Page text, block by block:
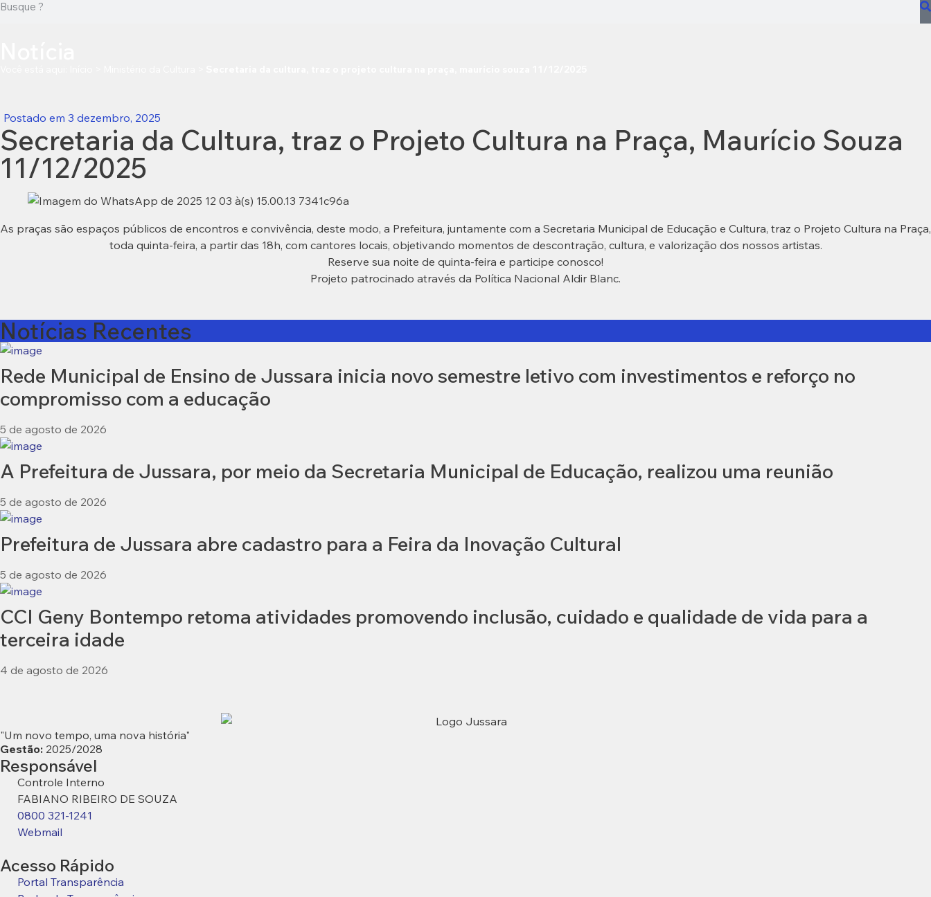
Postado em 3 dezembro, 2025
Secretaria da Cultura, traz o Projeto Cultura na Praça, Maurício Souza
11/12/2025
As praças são espaços públicos de encontros e convivência, deste modo, a Prefeitura, juntamente com a Secretaria Municipal de Educação e Cultura, traz o Projeto Cultura na Praça,
toda quinta-feira, a partir das 18h, com cantores locais, objetivando momentos de descontração, cultura, e valorização dos nossos artistas.
Reserve sua noite de quinta-feira e participe conosco!
Projeto patrocinado através da Política Nacional Aldir Blanc.
Notícias Recentes
Rede Municipal de Ensino de Jussara inicia novo semestre letivo com investimentos e reforço no
compromisso com a educação
5 de agosto de 2026
A Prefeitura de Jussara, por meio da Secretaria Municipal de Educação, realizou uma reunião
5 de agosto de 2026
Prefeitura de Jussara abre cadastro para a Feira da Inovação Cultural
5 de agosto de 2026
CCI Geny Bontempo retoma atividades promovendo inclusão, cuidado e qualidade de vida para a
terceira idade
4 de agosto de 2026
"Um novo tempo, uma nova história"
Gestão: 2025/2028
Responsável
Controle Interno
FABIANO RIBEIRO DE SOUZA
0800 321-1241
Webmail
Acesso Rápido
Portal Transparência